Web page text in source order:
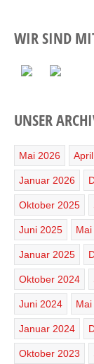
WIR SIND
UNSER
Mai 2026
Januar 2026
Oktober 2025
Juni 2025
Januar 2025
Oktober 2024
Juni 2024
Januar 2024
Oktober 2023